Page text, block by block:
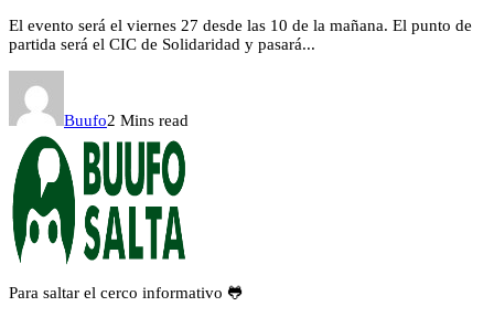
El evento será el viernes 27 desde las 10 de la mañana. El punto de
partida será el CIC de Solidaridad y pasará...
Buufo2 Mins read
Para saltar el cerco informativo 🐸